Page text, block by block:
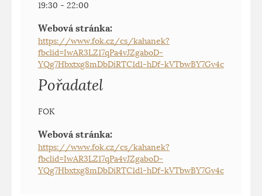
19:30 - 22:00
Webová stránka:
https://www.fok.cz/cs/kahanek?
fbclid=IwAR3LZ17qPa4vJZgaboD-
YQg7Hbxtxg8mDbDiRTC1d1-hDf-kVTbwBY7Gv4c
Pořadatel
FOK
Webová stránka:
https://www.fok.cz/cs/kahanek?
fbclid=IwAR3LZ17qPa4vJZgaboD-
YQg7Hbxtxg8mDbDiRTC1d1-hDf-kVTbwBY7Gv4c